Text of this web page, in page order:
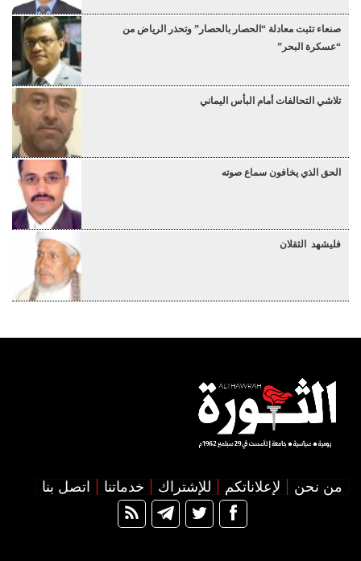
صنعاء تثبت معادلة “الحصار بالحصار” وتحذر الرياض من
“عسكرة البحر”
تلاشي التحالفات أمام البأس اليماني
الحق الذي يخافون سماع صوته
فليشهد الثقلان
من نحن لإعلاناتكم للإشتراك خدماتنا اتصل بنا